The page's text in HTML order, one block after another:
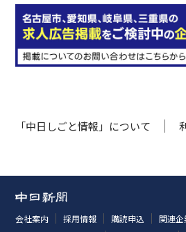
「中日しごと情報」について
会社案内 採用情報 購読申込
関連企